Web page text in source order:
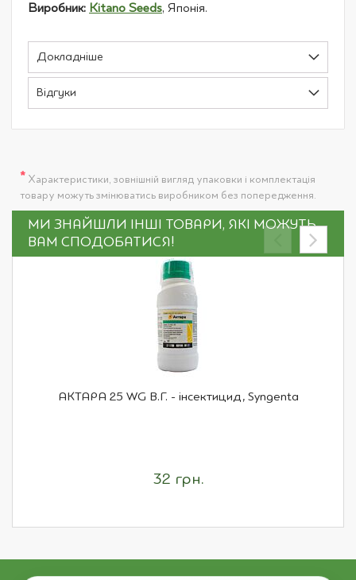
Виробник: Kitano Seeds, Японія.
Докладніше
Відгуки
* Характеристики, зовнішній вигляд упаковки і комплектація
товару можуть змінюватись виробником без попередження.
МИ ЗНАЙШЛИ ІНШІ ТОВАРИ, ЯКІ МОЖУТЬ
ВАМ СПОДОБАТИСЯ!
АКТАРА 25 WG В.Г. - інсектицид, Syngenta
32 грн.